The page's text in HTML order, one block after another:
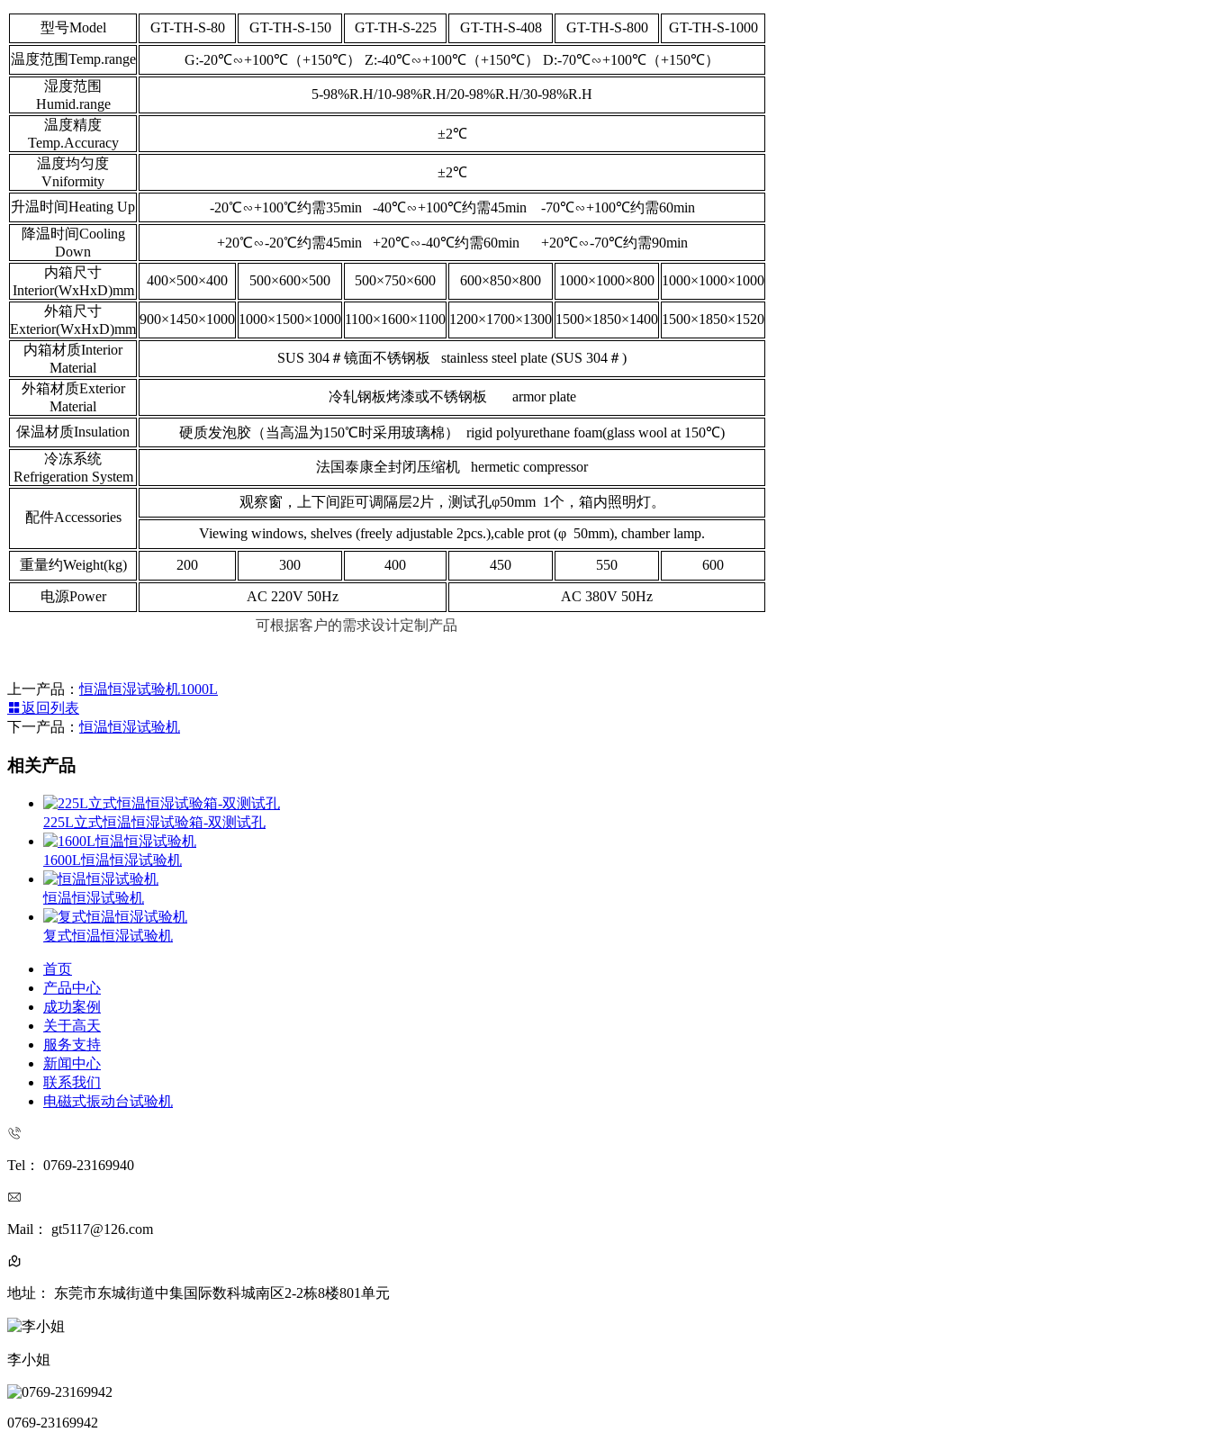
型号Model GT-TH-S-80 GT-TH-S-150 GT-TH-S-225 GT-TH-S-408 GT-TH-S-800 GT-TH-S-1000
温度范围Temp.range
G:-20℃∽+100℃（+150℃） Z:-40℃∽+100℃（+150℃） D:-70℃∽+100℃（+150℃）
湿度范围
Humid.range
5-98%R.H/10-98%R.H/20-98%R.H/30-98%R.H
温度精度
Temp.Accuracy
±2℃
温度均匀度
Vniformity
±2℃
升温时间Heating Up
-20℃∽+100℃约需35min -40℃∽+100℃约需45min -70℃∽+100℃约需60min
降温时间Cooling
Down
+20℃∽-20℃约需45min +20℃∽-40℃约需60min +20℃∽-70℃约需90min
内箱尺寸
Interior(WxHxD)mm
400×500×400 500×600×500 500×750×600 600×850×800 1000×1000×800 1000×1000×1000
外箱尺寸
Exterior(WxHxD)mm
900×1450×1000 1000×1500×1000 1100×1600×1100 1200×1700×1300 1500×1850×1400 1500×1850×1520
内箱材质Interior
Material
SUS 304＃镜面不锈钢板 stainless steel plate (SUS 304＃)
外箱材质Exterior
Material
冷轧钢板烤漆或不锈钢板 armor plate
保温材质Insulation
硬质发泡胶（当高温为150℃时采用玻璃棉） rigid polyurethane foam(glass wool at 150℃)
冷冻系统
Refrigeration System
法国泰康全封闭压缩机 hermetic compressor
配件Accessories
观察窗，上下间距可调隔层2片，测试孔φ50mm 1个，箱内照明灯。
Viewing windows, shelves (freely adjustable 2pcs.),cable prot (φ 50mm), chamber lamp.
重量约Weight(kg) 200 300 400 450 550 600
电源Power AC 220V 50Hz AC 380V 50Hz
可根据客户的需求设计定制产品
上一产品：恒温恒湿试验机1000L
返回列表
下一产品：恒温恒湿试验机
相关产品
225L立式恒温恒湿试验箱-双测试孔
1600L恒温恒湿试验机
恒温恒湿试验机
复式恒温恒湿试验机
首页
产品中心
成功案例
关于高天
服务支持
新闻中心
联系我们
电磁式振动台试验机
Tel： 0769-23169940
Mail： gt5117@126.com
地址： 东莞市东城街道中集国际数科城南区2-2栋8楼801单元
李小姐
0769-23169942